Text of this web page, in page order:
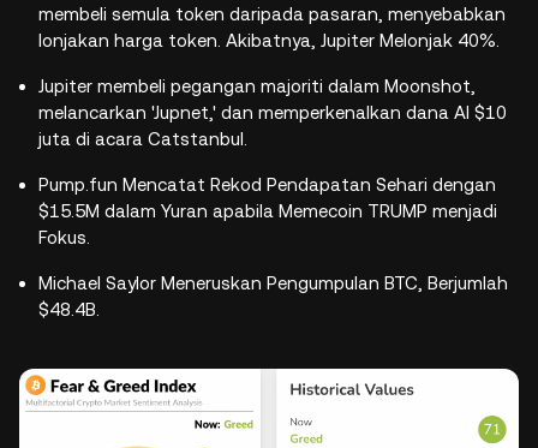
membeli semula token daripada pasaran, menyebabkan
lonjakan harga token. Akibatnya, Jupiter Melonjak 40%.
Jupiter membeli pegangan majoriti dalam Moonshot,
melancarkan 'Jupnet,' dan memperkenalkan dana AI $10
juta di acara Catstanbul.
Pump.fun Mencatat Rekod Pendapatan Sehari dengan
$15.5M dalam Yuran apabila Memecoin TRUMP menjadi
Fokus.
Michael Saylor Meneruskan Pengumpulan BTC, Berjumlah
$48.4B.